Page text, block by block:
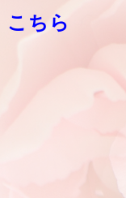
こちら